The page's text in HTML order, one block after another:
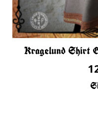
Kragelund Shirt